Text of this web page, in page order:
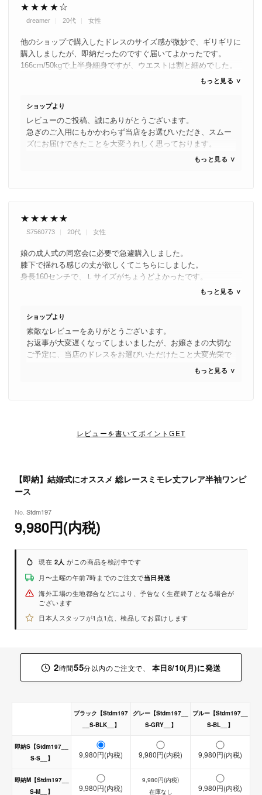
ご注文後48時間以内に国内発送商品です。
【カラー】
- ブラック
- グレー
【仕 様】
素材：ポリエステル
伸縮性なし、裏地あり、透け感若干あり
背中ファスナー付
- S : 109cm / 36cm / 78cm / 64cm
- M : 109cm / 36cm / 82cm / 68cm
- XL: 110cm / 38cm / 90cm / 76cm
- 3L: 110cm / 41cm / 92cm / 79cm
※実寸を記載しておりますが、商品により若干の誤差がある場合がご
8 27 (木)
【取寄せ商品】
★★★★☆
dreamer 20代 女性
他のショップで購入したドレスのサイズ感が微妙で、ギリギリに
購入しましたが、即納だったのですぐ届いてよかったです。
166cm/50kgで上半身細身ですが、ウエストは割と細めでした。
私の場合、少し体絞れば大丈夫なレベルですが、ジッパーダウ
いとジッパー部分が広がって見えてしまい、あまり綺麗に見えな
いかもしれません。
色はグレーを購入しましたが、スタッフ着用写真の色が近いで
す。グレーというより少しグレーがかった水色ですね。
20代後半が着るには少し若々しすぎるような気もしますが、可
もっと見る ∨
ショップより
レビューのご投稿、誠にありがとうございます。
急ぎのご入用にもかかわらず当店をお選びいただき、スムー
ズにお届けできたことを大変うれしく思っております。
サイズ感やジッパーの仕様、カラーの印象についても詳細に
品づくりとご案内に努めてまいります。
もっと見る ∨
★★★★★
S7560773 20代 女性
娘の成人式の同窓会に必要で急遽購入しました。
膝下で揺れる感じの丈が欲しくてこちらにしました。
身長160センチで、Ｌサイズがちょうどよかったです。
袖も動きがあり、肩や腕の露出もなく、レースが素敵でした。
で出かけました。
もっと見る ∨
ショップより
素敵なレビューをありがとうございます。
お返事が大変遅くなってしまいましたが、お嬢さまの大切な
ご予定に、当店のドレスをお選びいただけたこと大変光栄で
もっと見る ∨
レビューを書いてポイントGET
【即納】結婚式にオススメ 総レースミモレ丈フレア半袖ワンピ
ース
Stdm197
9,980円(内税)
現在 2人 がこの商品を検討中です
月〜土曜の午前7時までのご注文で当日発送
海外工場の生地都合などにより、予告なく生産終了となる場合が
ございます
日本人スタッフが1点1点、検品してお届けします
2時間55分以内のご注文で、 本日8/10(月)に発送
ブラック【Stdm197
__S-BLK__】
グレー【Stdm197__
S-GRY__】
ブルー【Stdm197__
S-BL__】
即納S【Stdm197__
S-S__】
9,980円(内税) 9,980円(内税) 9,980円(内税)
即納M【Stdm197__
S-M__】
9,980円(内税)
9,980円(内税)
在庫なし
9,980円(内税)